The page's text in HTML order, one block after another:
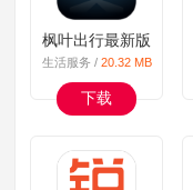
枫叶出行最新版
生活服务 / 20.32 MB
下载